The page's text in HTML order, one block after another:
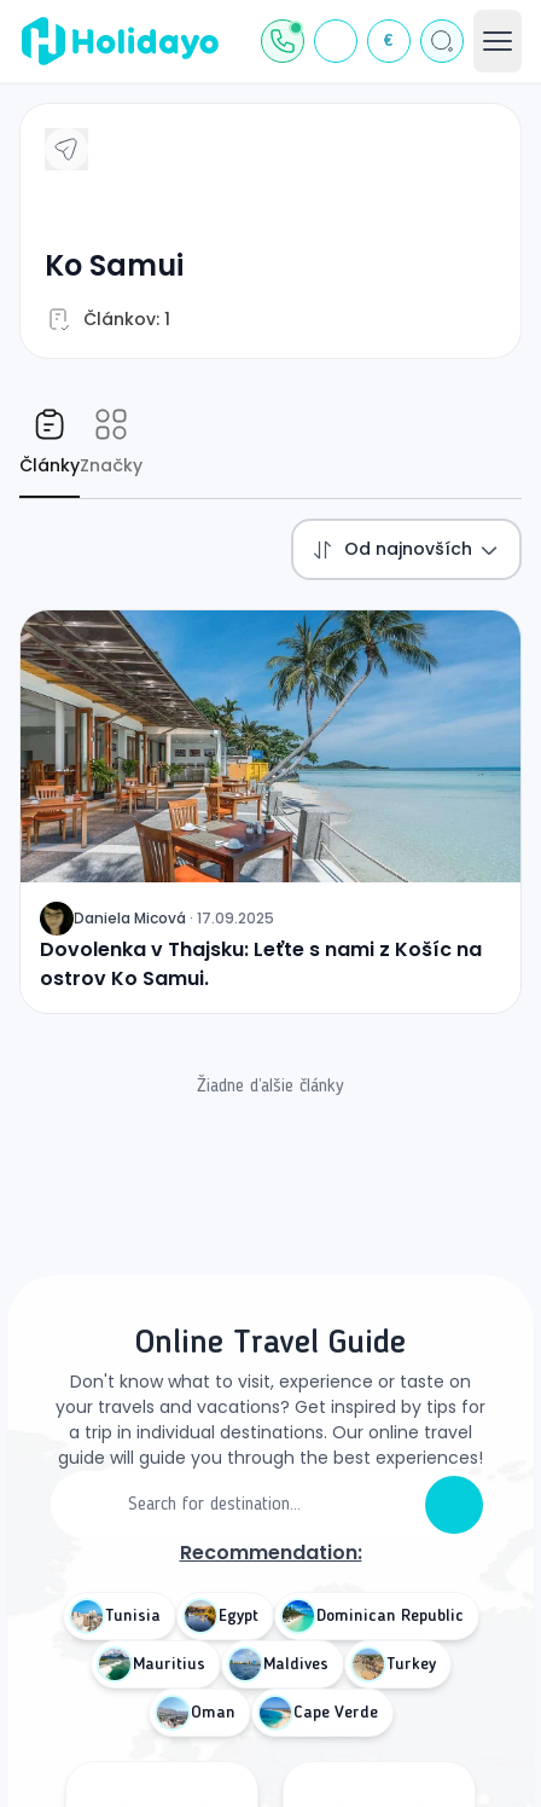
€
Ko Samui
Článkov: 1
ČlánkyZnačky
Od najnovších
J Daniela Micová · 17.09.2025
Dovolenka v Thajsku: Leťte s nami z Košíc na
ostrov Ko Samui.
Žiadne ďalšie články
Online Travel Guide
Don't know what to visit, experience or taste on
your travels and vacations? Get inspired by tips for
a trip in individual destinations. Our online travel
guide will guide you through the best experiences!
Recommendation:
Tunisia Egypt Dominican Republic
Mauritius Maldives Turkey
Oman Cape Verde